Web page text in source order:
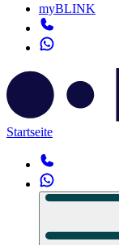
myBLINK
Startseite